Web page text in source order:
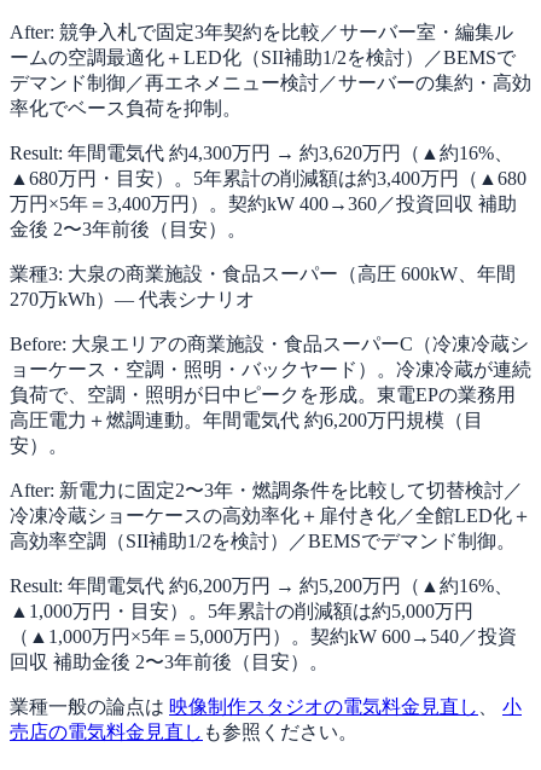
After: 競争入札で固定3年契約を比較／サーバー室・編集ル
ームの空調最適化＋LED化（SII補助1/2を検討）／BEMSで
デマンド制御／再エネメニュー検討／サーバーの集約・高効
率化でベース負荷を抑制。
Result: 年間電気代 約4,300万円 → 約3,620万円（▲約16%、
▲680万円・目安）。5年累計の削減額は約3,400万円（▲680
万円×5年＝3,400万円）。契約kW 400→360／投資回収 補助
金後 2〜3年前後（目安）。
業種3: 大泉の商業施設・食品スーパー（高圧 600kW、年間
270万kWh）— 代表シナリオ
Before: 大泉エリアの商業施設・食品スーパーC（冷凍冷蔵シ
ョーケース・空調・照明・バックヤード）。冷凍冷蔵が連続
負荷で、空調・照明が日中ピークを形成。東電EPの業務用
高圧電力＋燃調連動。年間電気代 約6,200万円規模（目
安）。
After: 新電力に固定2〜3年・燃調条件を比較して切替検討／
冷凍冷蔵ショーケースの高効率化＋扉付き化／全館LED化＋
高効率空調（SII補助1/2を検討）／BEMSでデマンド制御。
Result: 年間電気代 約6,200万円 → 約5,200万円（▲約16%、
▲1,000万円・目安）。5年累計の削減額は約5,000万円
（▲1,000万円×5年＝5,000万円）。契約kW 600→540／投資
回収 補助金後 2〜3年前後（目安）。
業種一般の論点は 映像制作スタジオの電気料金見直し
小
売店の電気料金見直し も参照ください。